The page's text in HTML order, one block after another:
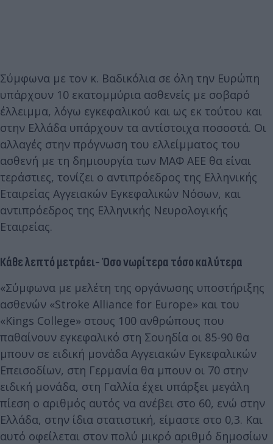
Σύμφωνα με τον κ. Βαδικόλια σε όλη την Ευρώπη
υπάρχουν 10 εκατομμύρια ασθενείς με σοβαρό
έλλειμμα, λόγω εγκεφαλικού και ως εκ τούτου και
στην Ελλάδα υπάρχουν τα αντίστοιχα ποσοστά. Οι
αλλαγές στην πρόγνωση του ελλείμματος του
ασθενή με τη δημιουργία των ΜΑΦ ΑΕΕ θα είναι
τεράστιες, τονίζει ο αντιπρόεδρος της Ελληνικής
Εταιρείας Αγγειακών Εγκεφαλικών Νόσων, και
αντιπρόεδρος της Ελληνικής Νευρολογικής
Εταιρείας.
Κάθε λεπτό μετράει- Όσο νωρίτερα τόσο καλύτερα
«Σύμφωνα με μελέτη της οργάνωσης υποστήριξης
ασθενών «Stroke Alliance for Europe» και του
«Kings College» στους 100 ανθρώπους που
παθαίνουν εγκεφαλικό στη Σουηδία οι 85-90 θα
μπουν σε ειδική μονάδα Αγγειακών Εγκεφαλικών
Επεισοδίων, στη Γερμανία θα μπουν οι 70 στην
ειδική μονάδα, στη Γαλλία έχει υπάρξει μεγάλη
πίεση ο αριθμός αυτός να ανέβει στο 60, ενώ στην
Ελλάδα, στην ίδια στατιστική, είμαστε στο 0,3. Και
αυτό οφείλεται στον πολύ μικρό αριθμό δημοσίων